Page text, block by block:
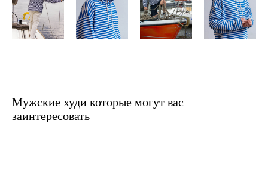
Мужские худи которые могут вас
заинтересовать